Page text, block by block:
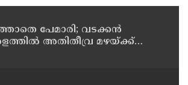
പേമാരി; വടക്കന്‍
അതിതീവ്ര മഴയ്ക്ക്